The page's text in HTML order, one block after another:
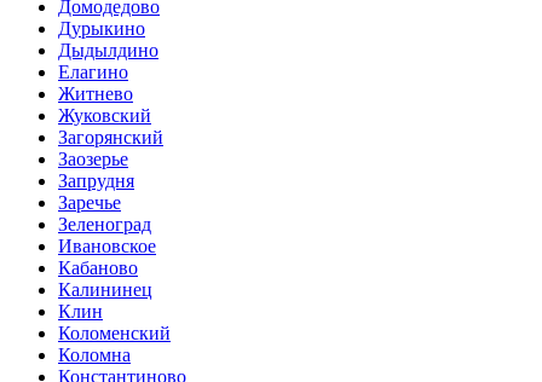
Домодедово
Дурыкино
Дыдылдино
Елагино
Житнево
Жуковский
Загорянский
Заозерье
Запрудня
Заречье
Зеленоград
Ивановское
Кабаново
Калининец
Клин
Коломенский
Коломна
Константиново